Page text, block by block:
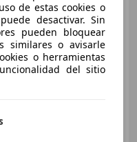
PDK
de estas cookies o
desactivar. Sin
pueden bloquear
similares o avisarle
o herramientas
del sitio